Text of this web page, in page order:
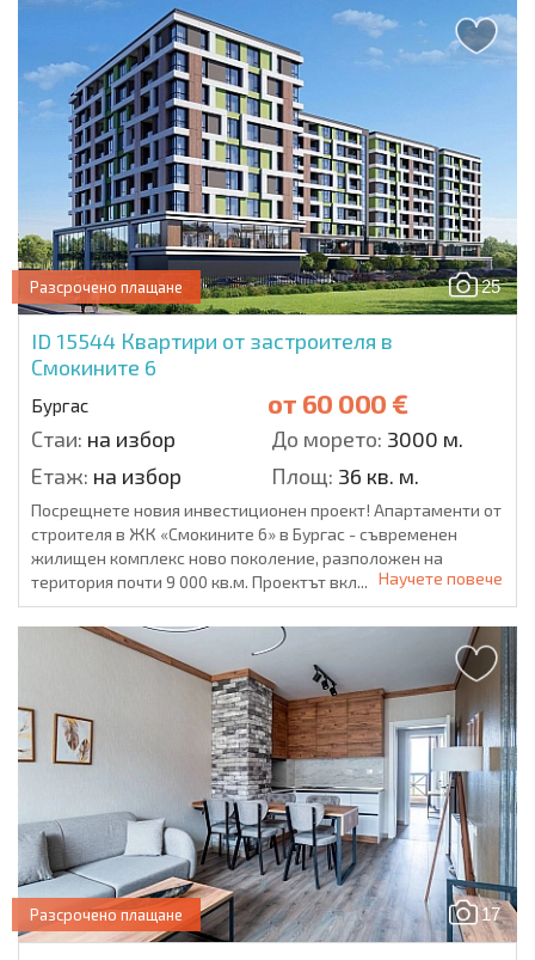
25
Разсрочено плащане
ID 15544 Квартири от застроителя в
Смокините 6
Бургас от 60 000 €
Стаи: на избор До морето: 3000 м.
Етаж: на избор Площ: 36 кв. м.
Посрещнете новия инвестиционен проект! Апартаменти от
строителя в ЖК «Смокините 6» в Бургас - съвременен
жилищен комплекс ново поколение, разположен на
територия почти 9 000 кв.м. Проектът вкл... Научете повече
17
Разсрочено плащане